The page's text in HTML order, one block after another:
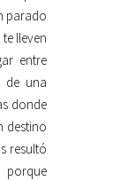
parado
lleven
entre
de una
donde
destino
resultó
porque